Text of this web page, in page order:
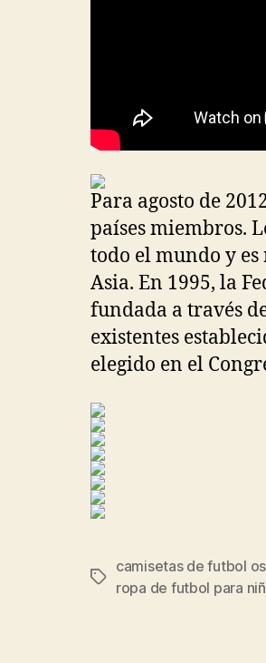
Para agosto de
países miembros.
todo el mundo y
Asia. En 1995, la
fundada a través
existentes
elegido en el
Etiquetas
camisetas de futbol
ropa de futbol para